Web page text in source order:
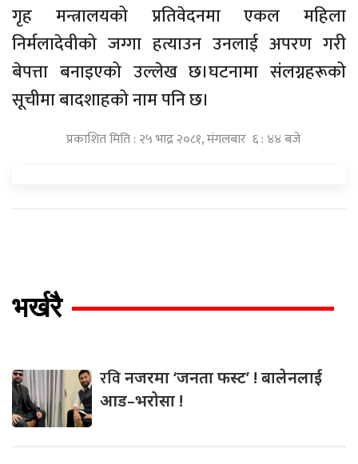
गृह मन्त्रालयको प्रतिवेदनमा एकल महिला
निर्मलादेवीको जग्गा हत्याउन उनलाई अपरण गरी
बेपत्ता बनाइएको उल्लेख छ।घटनामा संलग्नहरूको
सूचीमा बादशाहको नाम पनि छ।
प्रकाशित मिति : २५ भाद्र २०८१, मंगलबार ६ : ४४ बजे
भर्खरै
रविनजरमा ‘जनता फस्ट’ ! बालेनलाई
आड–भरोसा !